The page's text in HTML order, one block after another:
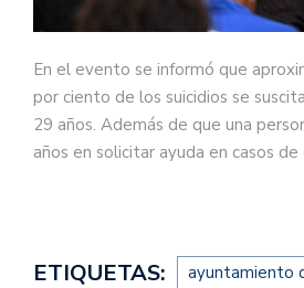
En el evento se informó que
por ciento de los suicidios se
29 años. Además de que una
años en solicitar ayuda en casos de
ETIQUETAS:
ayuntamiento